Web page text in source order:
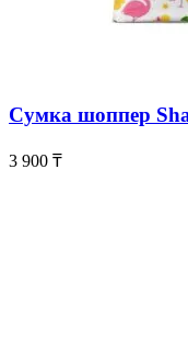
Сумка шоппер
3 900 ₸